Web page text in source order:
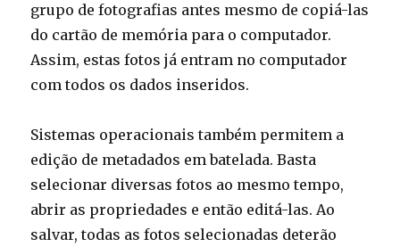
grupo de fotografias antes mesmo de copiá-las
do cartão de memória para o computador.
Assim, estas fotos já entram no computador
com todos os dados inseridos.
Sistemas operacionais também permitem a
edição de metadados em batelada. Basta
selecionar diversas fotos ao mesmo tempo,
abrir as propriedades e então editá-las. Ao
salvar, todas as fotos selecionadas deterão